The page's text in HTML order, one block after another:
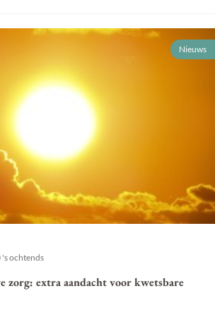
Nieuws
ochtends
zorg: extra aandacht voor kwetsbare